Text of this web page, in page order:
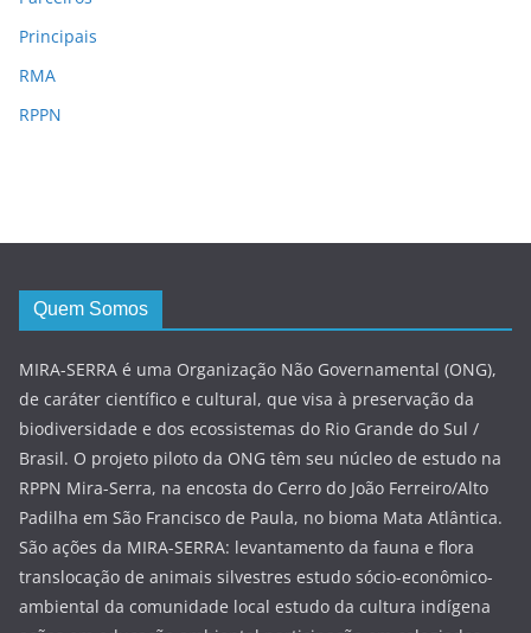
Principais
RMA
RPPN
Quem Somos
MIRA-SERRA é uma Organização Não Governamental (ONG),
de caráter científico e cultural, que visa à preservação da
biodiversidade e dos ecossistemas do Rio Grande do Sul /
Brasil. O projeto piloto da ONG têm seu núcleo de estudo na
RPPN Mira-Serra, na encosta do Cerro do João Ferreiro/Alto
Padilha em São Francisco de Paula, no bioma Mata Atlântica.
São ações da MIRA-SERRA: levantamento da fauna e flora
translocação de animais silvestres estudo sócio-econômico-
ambiental da comunidade local estudo da cultura indígena